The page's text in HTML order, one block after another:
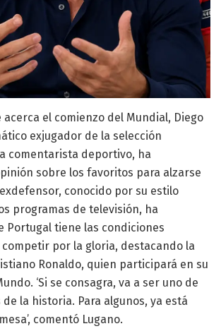
acerca el comienzo del Mundial, Diego
exjugador de la selección
comentarista deportivo, ha
sobre los favoritos para alzarse
conocido por su estilo
programas de televisión, ha
Portugal tiene las condiciones
por la gloria, destacando la
Ronaldo, quien participará en su
‘Si se consagra, va a ser uno de
la historia. Para algunos, ya está
comentó Lugano.